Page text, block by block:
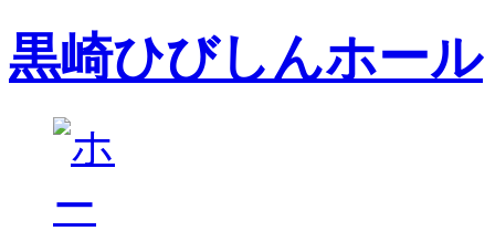
黒崎ひびしんホール